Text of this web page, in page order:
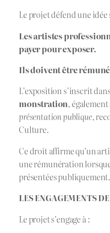
Le projet défend une idée
Les artistes
payer pour exposer.
Ils doivent être
L’exposition s’inscrit
monstration,
présentation publique,
Culture.
Ce droit affirme qu’un
une rémunération
présentées publiquement.
LES ENGAGEMENTS DE
Le projet s’engage à :